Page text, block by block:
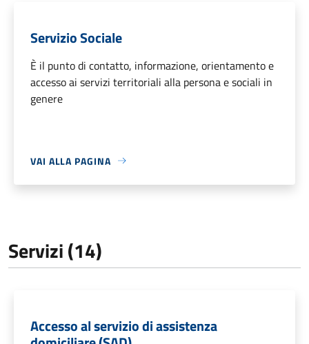
Servizio Sociale
È il punto di contatto, informazione, orientamento e
accesso ai servizi territoriali alla persona e sociali in
genere
VAI ALLA PAGINA
Servizi (14)
Accesso al servizio di assistenza